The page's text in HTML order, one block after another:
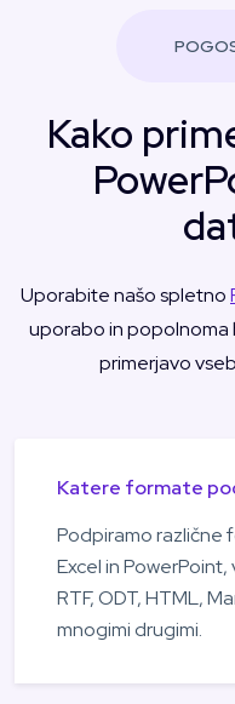
Kako
Uporabite našo spletno
uporabo in popolnoma
primerjavo
Katere formate
Podpiramo različne
Excel in PowerPoint,
RTF, ODT, HTML,
mnogimi drugimi.